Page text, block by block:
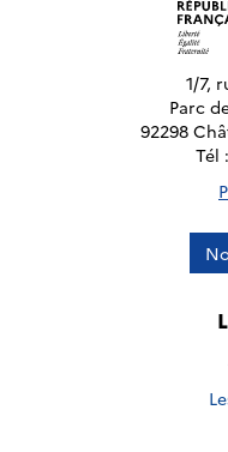
1/7,
Parc
92298
Tél